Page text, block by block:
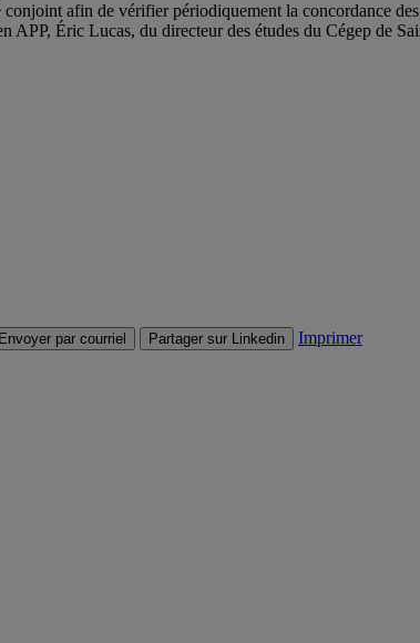
afin de vérifier périodiquement la concordance
Éric Lucas, du directeur des études du Cégep de
Envoyer par courriel Partager sur Linkedin Imprimer